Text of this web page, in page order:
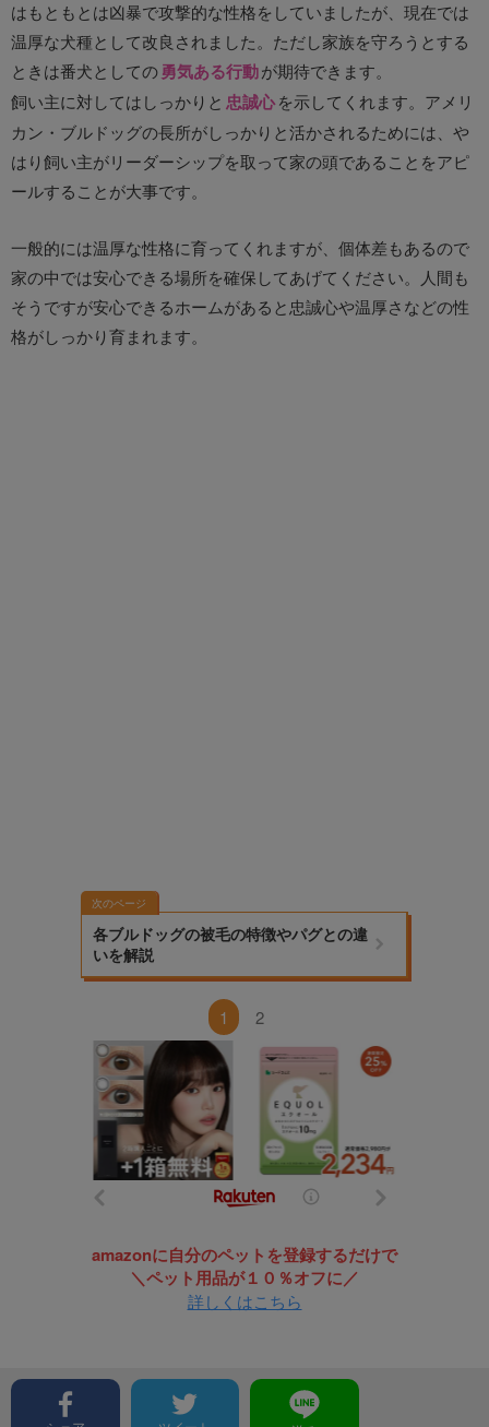
はもともとは凶暴で攻撃的な性格をしていましたが、現在では
温厚な犬種として改良されました。ただし家族を守ろうとする
ときは番犬としての勇気ある行動が期待できます。
飼い主に対してはしっかりと 忠誠心を示してくれます。アメリ
カン・ブルドッグの長所がしっかりと活かされるためには、や
はり飼い主がリーダーシップを取って家の頭であることをアピ
ールすることが大事です。
一般的には温厚な性格に育ってくれますが、個体差もあるので
家の中では安心できる場所を確保してあげてください。人間も
そうですが安心できるホームがあると忠誠心や温厚さなどの性
格がしっかり育まれます。
次のページ
各ブルドッグの被毛の特徴やパグとの違
いを解説
1 2
amazonに自分のペットを登録するだけで
＼ペット用品が１０％オフに／
詳しくはこちら